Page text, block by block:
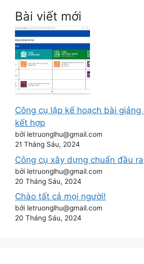
Bài viết mới
Công cụ lập kế hoạch bài
kết hợp
bởi letruonglhu@gmail.com
21 Tháng Sáu, 2024
Công cụ xây dựng chuẩn đầu ra
bởi letruonglhu@gmail.com
20 Tháng Sáu, 2024
Chào tất cả mọi người!
bởi letruonglhu@gmail.com
20 Tháng Sáu, 2024